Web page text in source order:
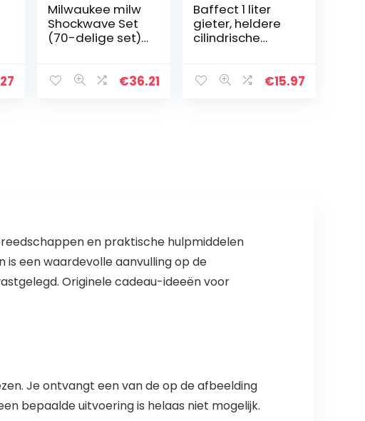
Milwaukee milw
Shockwave Set
(70-delige set)
€36.21
Baffect 1 liter
gieter, heldere
cilindrische
schenktuit voor
€15.97
en praktische hulpmiddelen
is een waardevolle aanvulling op de
Originele cadeau-ideeën voor
Je ontvangt een van de op de afbeelding
bepaalde uitvoering is helaas niet mogelijk.